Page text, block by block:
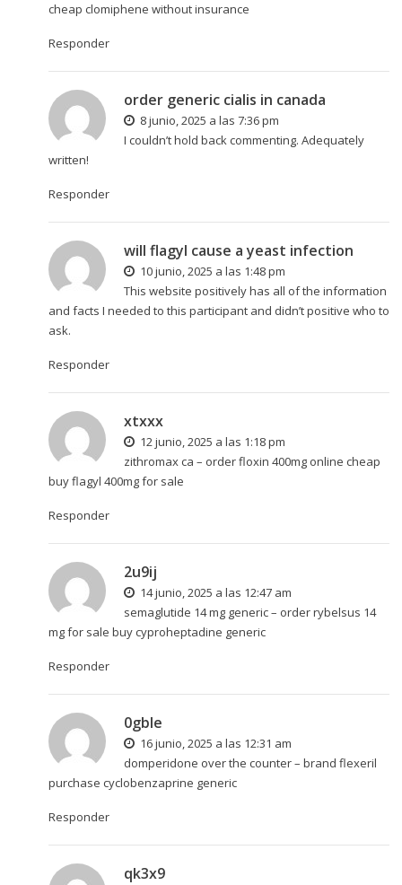
cheap clomiphene without insurance
Responder
order generic cialis in canada
8 junio, 2025 a las 7:36 pm
I couldn’t hold back commenting. Adequately
written!
Responder
will flagyl cause a yeast infection
10 junio, 2025 a las 1:48 pm
This website positively has all of the information
and facts I needed to this participant and didn’t positive who to
ask.
Responder
xtxxx
12 junio, 2025 a las 1:18 pm
zithromax ca – order floxin 400mg online cheap
buy flagyl 400mg for sale
Responder
2u9ij
14 junio, 2025 a las 12:47 am
semaglutide 14 mg generic – order rybelsus 14
mg for sale buy cyproheptadine generic
Responder
0gble
16 junio, 2025 a las 12:31 am
domperidone over the counter – brand flexeril
purchase cyclobenzaprine generic
Responder
qk3x9